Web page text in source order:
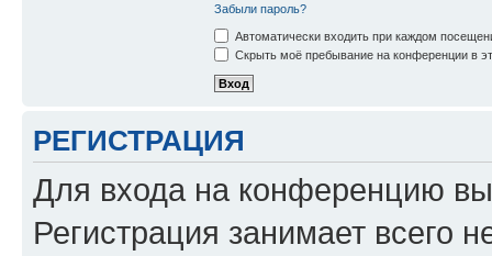
Забыли пароль?
Автоматически входить при каждом
Скрыть моё пребывание на конференции в
РЕГИСТРАЦИЯ
Для входа на конференцию
Регистрация занимает всего